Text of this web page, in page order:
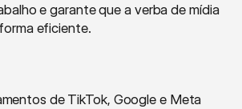
e garante que a verba de mídia
eficiente.
de TikTok, Google e Meta